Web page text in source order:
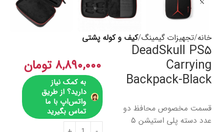
خانه تجهیزات گیمینگ کیف و کوله پشتی
DeadSkull PS۵
Carrying
Backpack-Black
قسمت مخصوص محافظ دو
عدد دسته پلی استیشن ۵
۸,۸۹۰,۰۰۰ تومان
به کمک نیاز
دارید؟ از طریق
واتس‌اپ با ما
تماس بگیرید